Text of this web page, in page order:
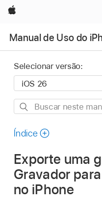
Apple
Manual de Uso do
Selecionar versão:
Buscar
manual
Índice
Exporte uma
Gravador
no iPhone